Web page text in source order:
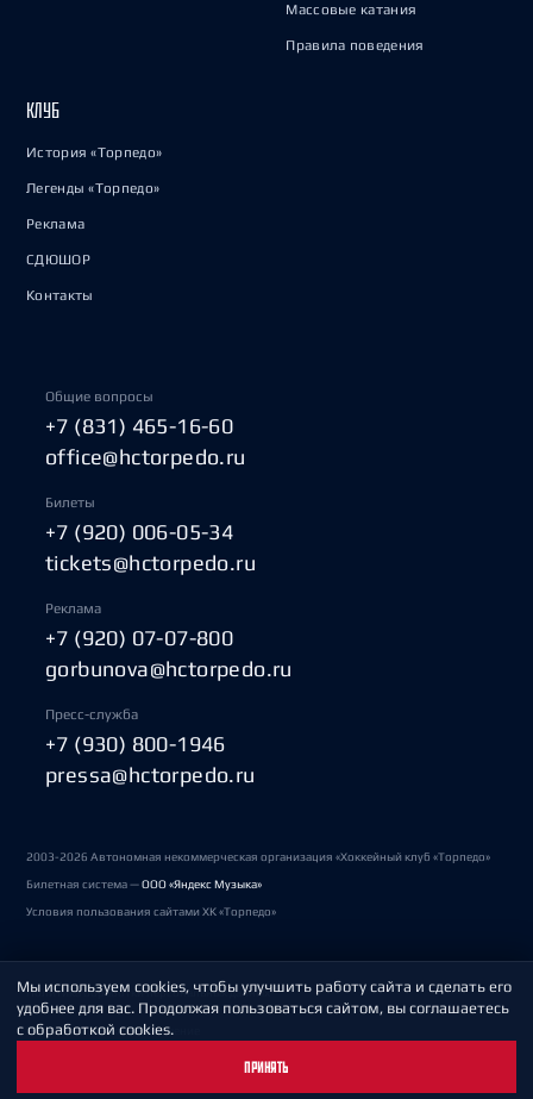
Массовые катания
Правила поведения
КЛУБ
История «Торпедо»
Легенды «Торпедо»
Реклама
СДЮШОР
Контакты
Общие вопросы
+7 (831) 465-16-60
office@hctorpedo.ru
Билеты
+7 (920) 006-05-34
tickets@hctorpedo.ru
Реклама
+7 (920) 07-07-800
gorbunova@hctorpedo.ru
Пресс-служба
+7 (930) 800-1946
pressa@hctorpedo.ru
2003-2026 Автономная некоммерческая организация «Хоккейный клуб «Торпедо»
Билетная система —ООО «Яндекс Музыка»
Условия пользования сайтами ХК «Торпедо»
Политика обработки персональных данных
Пользовательское соглашение
Мы используем cookies, чтобы улучшить работу сайта и сделать его
удобнее для вас. Продолжая пользоваться сайтом, вы соглашаетесь
с обработкой cookies.
ПРИНЯТЬ